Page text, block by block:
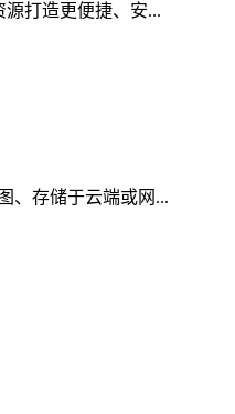
打造更便捷、安...
、存储于云端或网...